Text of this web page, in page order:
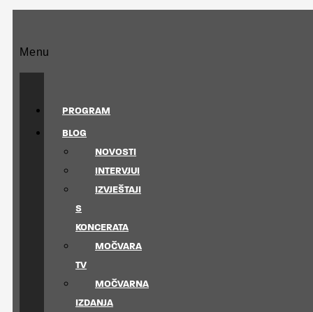
Menu
PROGRAM
BLOG
NOVOSTI
INTERVJUI
IZVJEŠTAJI
S
KONCERATA
MOČVARA
TV
MOČVARNA
IZDANJA